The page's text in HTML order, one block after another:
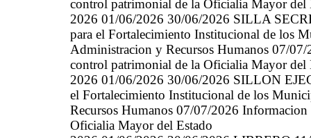
control patrimonial de la Oficialia Mayor del
2026 01/06/2026 30/06/2026 SILLA
para el Fortalecimiento Institucional de los
Administracion y Recursos Humanos 07/07/
control patrimonial de la Oficialia Mayor del
2026 01/06/2026 30/06/2026 SILLON
el Fortalecimiento Institucional de los
Recursos Humanos 07/07/2026 Informacion
Oficialia Mayor del Estado